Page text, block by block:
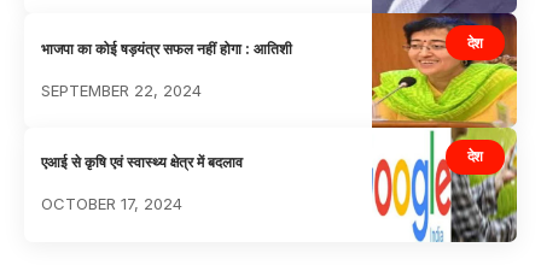
देश
भाजपा का कोई षड़यंत्र सफल नहीं होगा : आतिशी
SEPTEMBER 22, 2024
देश
एआई से कृषि एवं स्वास्थ्य क्षेत्र में बदलाव
OCTOBER 17, 2024